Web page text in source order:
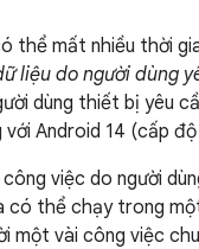
thể mất nhiều thời
liệu do người dùng
dùng thiết bị yêu
Android 14 (cấp độ
việc do người
thể chạy trong
vài công việc